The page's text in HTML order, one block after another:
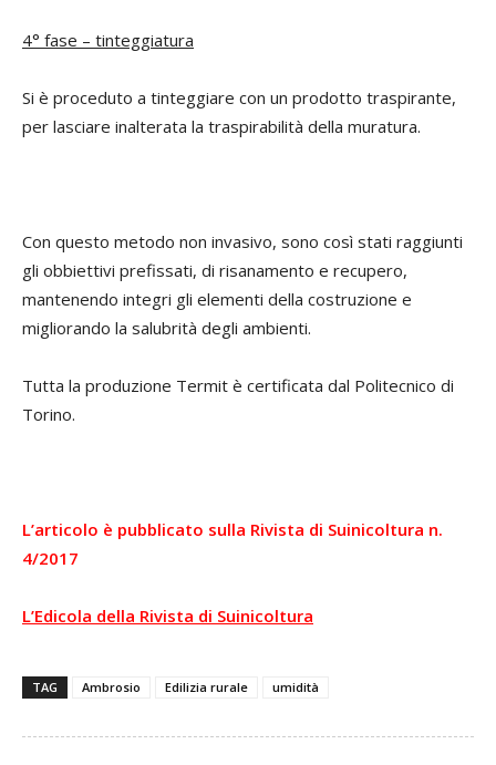
4° fase – tinteggiatura
Si è proceduto a tinteggiare con un prodotto traspirante,
per lasciare inalterata la traspirabilità della muratura.
Con questo metodo non invasivo, sono così stati raggiunti
gli obbiettivi prefissati, di risanamento e recupero,
mantenendo integri gli elementi della costruzione e
migliorando la salubrità degli ambienti.
Tutta la produzione Termit è certificata dal Politecnico di
Torino.
L’articolo è pubblicato sulla Rivista di Suinicoltura n.
4/2017
L’Edicola della Rivista di Suinicoltura
TAG Ambrosio Edilizia rurale umidità